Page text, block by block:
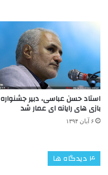
استاد حسن عباسی، دبیر جشنواره
بازی های رایانه ای عمار شد
۶ آبان ۱۳۹۴
‫۴ دیدگاه ها